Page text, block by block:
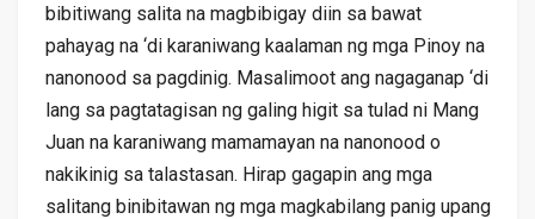
bibitiwang salita na magbibigay diin sa bawat
pahayag na ‘di karaniwang kaalaman ng mga Pinoy na
nanonood sa pagdinig. Masalimoot ang nagaganap ‘di
lang sa pagtatagisan ng galing higit sa tulad ni Mang
Juan na karaniwang mamamayan na nanonood o
nakikinig sa talastasan. Hirap gagapin ang mga
salitang binibitawan ng mga magkabilang panig upang